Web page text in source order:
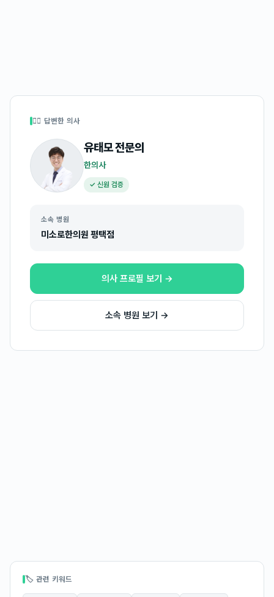
👩‍⚕️ 답변한 의사
유태모전문의
한의사
✓ 신원 검증
소속 병원
미소로한의원 평택점
의사 프로필 보기 →
소속 병원 보기 →
🏷 관련 키워드